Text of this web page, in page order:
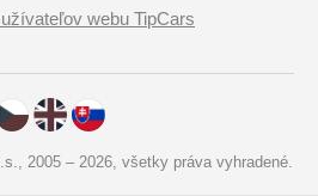
webu TipCars
2005 – 2026, všetky práva vyhradené.